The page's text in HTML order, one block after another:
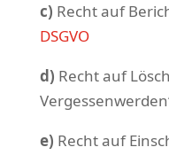
c) Recht auf
DSGVO
d) Recht auf
e) Recht auf